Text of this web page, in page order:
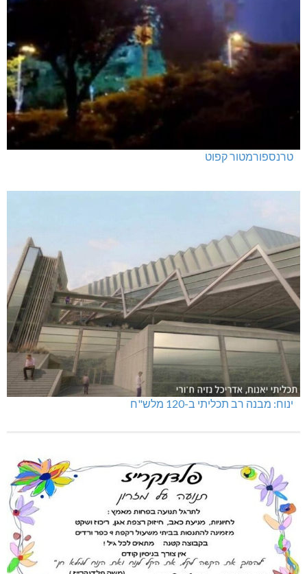
טרנספורמטור קפוט
ינוח: מבנה רב תכליתי ב-120 מלש"ח